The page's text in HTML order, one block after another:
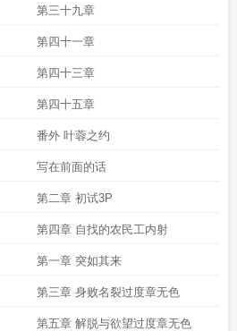
第三十九章
第四十一章
第四十三章
第四十五章
番外 叶蓉之约
写在前面的话
第二章 初试3P
第四章 自找的农民工内射
第一章 突如其来
第三章 身败名裂过度章无色
第五章 解脱与欲望过度章无色